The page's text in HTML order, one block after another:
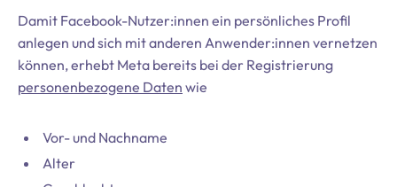
Damit Facebook-Nutzer:innen ein persönliches Profil
anlegen und sich mit anderen Anwender:innen vernetzen
können, erhebt Meta bereits bei der Registrierung
personenbezogene Daten wie
Vor- und Nachname
Alter